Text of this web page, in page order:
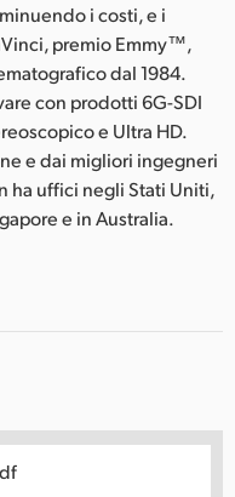
i costi, e i
premio Emmy™,
dal 1984.
con prodotti 6G-SDI
e Ultra HD.
e dai migliori ingegneri
ha uffici negli Stati Uniti,
e in Australia.